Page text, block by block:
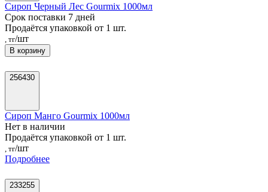
Сироп Черный Лес Gourmix 1000мл
Срок поставки 7 дней
Продаётся упаковкой от 1 шт.
, тг/шт
В корзину
256430
Сироп Манго Gourmix 1000мл
Нет в наличии
Продаётся упаковкой от 1 шт.
, тг/шт
Подробнее
233255